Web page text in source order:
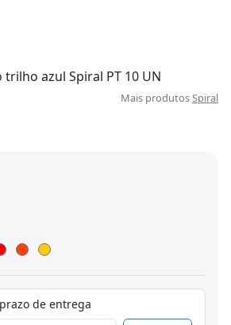
azul Spiral PT 10 UN
Mais produtosSpiral
de entrega